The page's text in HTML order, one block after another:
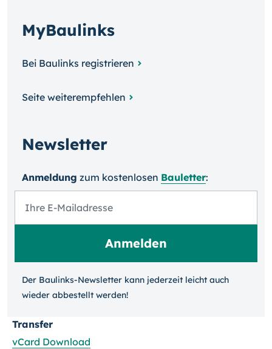
MyBaulinks
Bei Baulinks registrieren
Seite weiterempfehlen
Newsletter
Anmeldung zum kosten­losen Bauletter:
Der Baulinks-Newsletter kann jeder­zeit leicht auch
wieder ab­bestellt werden!
Transfer
vCard Download